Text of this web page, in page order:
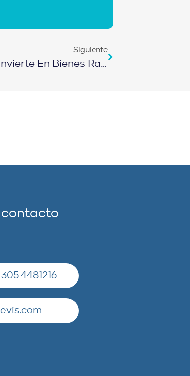
Siguiente
E135–Como Madre Soltera Bachiller Invierte En Bienes Raíces
4481216